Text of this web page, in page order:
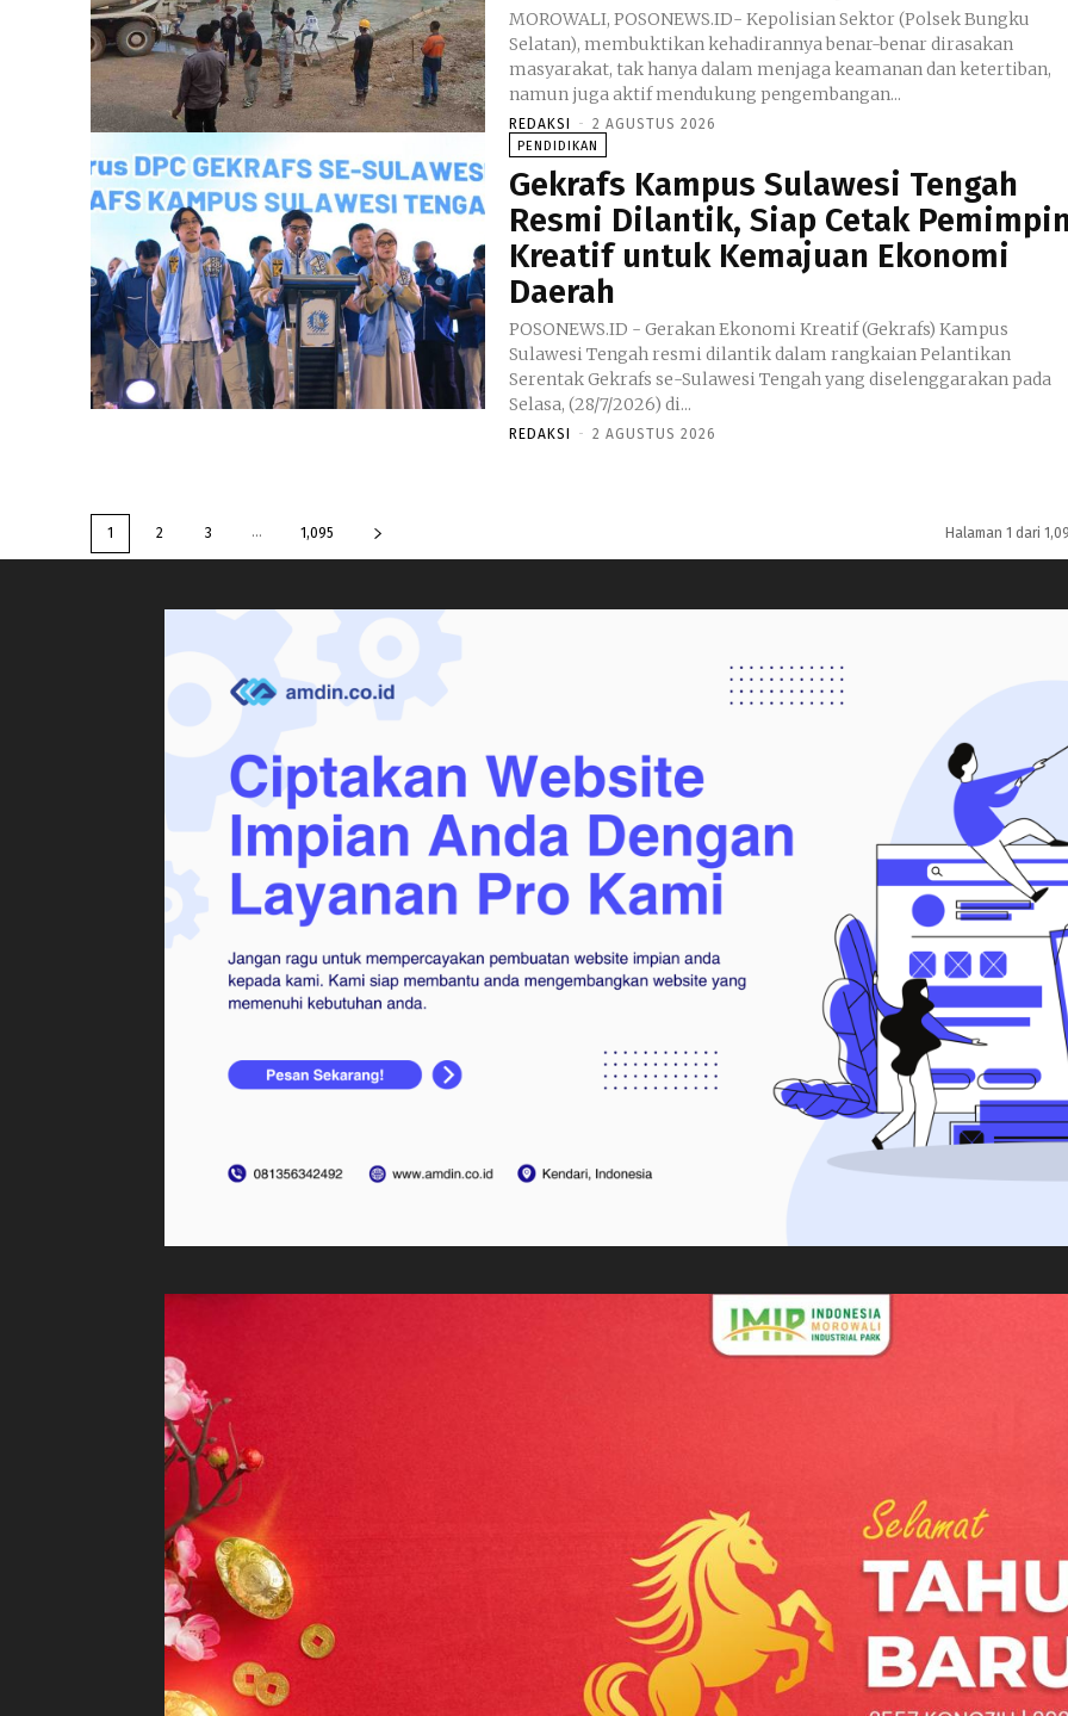
MOROWALI, POSONEWS.ID- Kepolisian Sektor (Polsek Bungku
Selatan), membuktikan kehadirannya benar-benar dirasakan
masyarakat, tak hanya dalam menjaga keamanan dan ketertiban,
namun juga aktif mendukung pengembangan...
REDAKSI - 2 AGUSTUS 2026
PENDIDIKAN
Gekrafs Kampus Sulawesi Tengah
Resmi Dilantik, Siap Cetak
Kreatif untuk Kemajuan Ekonomi
Daerah
POSONEWS.ID - Gerakan Ekonomi Kreatif (Gekrafs) Kampus
Sulawesi Tengah resmi dilantik dalam rangkaian Pelantikan
Serentak Gekrafs se-Sulawesi Tengah yang diselenggarakan pada
Selasa, (28/7/2026) di...
REDAKSI - 2 AGUSTUS 2026
1 2 3 ... 1,095 Halaman 1 dari